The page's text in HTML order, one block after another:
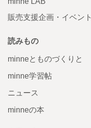
販売支援企画・イベント
読みもの
minneとものづくりと
minne学習帖
ニュース
minneの本